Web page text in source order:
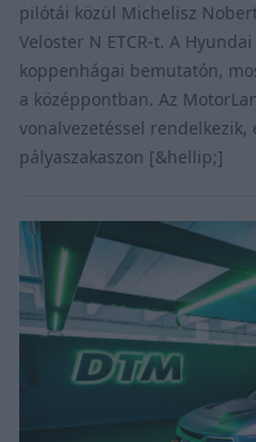
pilótái közül Michelisz
Veloster N ETCR-t. A
koppenhágai bemutatón,
a középpontban. Az
vonalvezetéssel rendelkezik,
pályaszakaszon [&hellip;]